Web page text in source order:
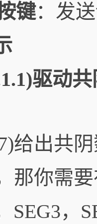
键：发
驱动共
出共阴
那你需
SEG3，